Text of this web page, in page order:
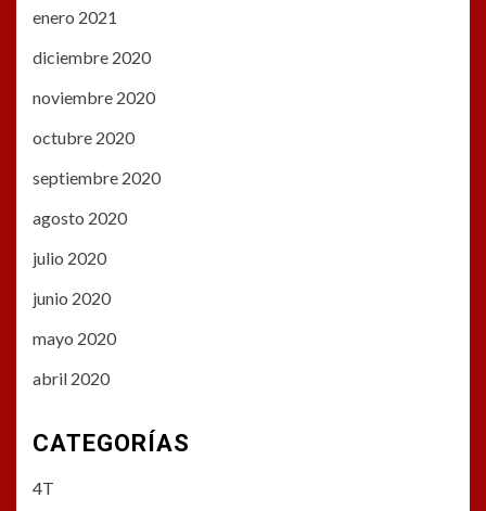
enero 2021
diciembre 2020
noviembre 2020
octubre 2020
septiembre 2020
agosto 2020
julio 2020
junio 2020
mayo 2020
abril 2020
CATEGORÍAS
4T